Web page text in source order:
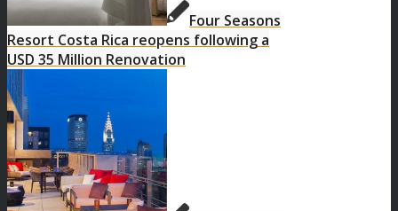
Four Seasons
Resort Costa Rica reopens following a
USD 35 Million Renovation